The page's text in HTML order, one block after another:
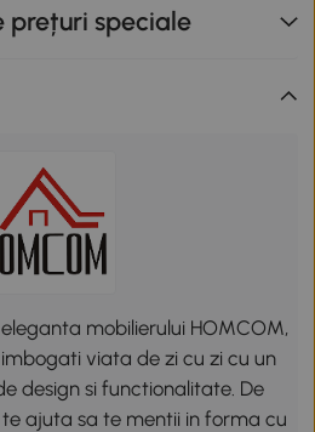
prețuri speciale
mobilierului HOMCOM,
viata de zi cu zi cu un
design si functionalitate. De
ajuta sa te mentii in forma cu